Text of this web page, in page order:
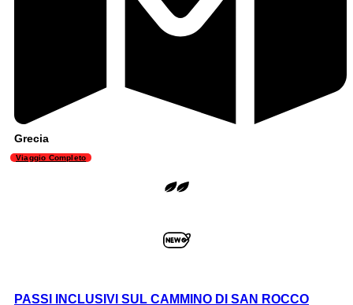
Grecia
Viaggio Completo
PASSI INCLUSIVI SUL CAMMINO DI SAN ROCCO